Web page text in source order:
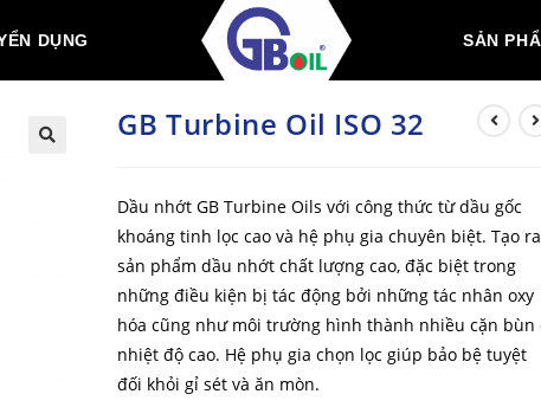
DỤNG SẢN
GB Turbine Oil ISO 32
Dầu nhớt GB Turbine Oils với công thức từ dầu gốc
khoáng tinh lọc cao và hệ phụ gia chuyên biệt. Tạo ra
sản phẩm dầu nhớt chất lượng cao, đặc biệt trong
những điều kiện bị tác động bởi những tác nhân oxy
hóa cũng như môi trường hình thành nhiều cặn bùn
nhiệt độ cao. Hệ phụ gia chọn lọc giúp bảo bệ tuyệt
đối khỏi gỉ sét và ăn mòn.